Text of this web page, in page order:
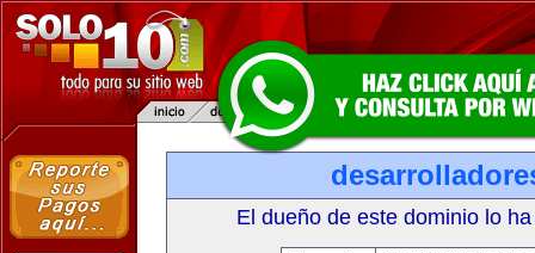
El dueño de este dominio lo